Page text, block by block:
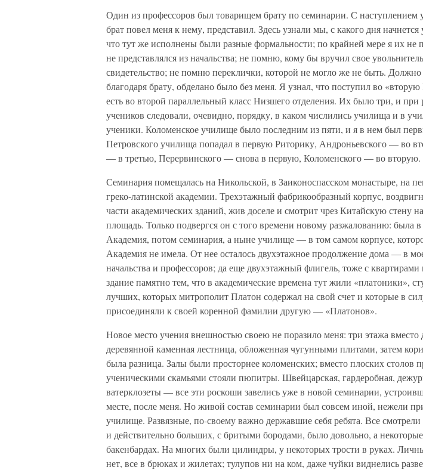
Один из профессоров был товарищем брату по семинарии. С наступлением
брат повел меня к нему, представил. Здесь узнали мы, с какого дня
что тут же исполнены были разные формальности; по крайней мере я их
не представлялся из начальства; не помню, кому бы вручил свое
свидетельство; не помню переклички, которой не могло же не быть. Должно
благодаря брату, обделано было без меня. Я узнал, что поступил во
есть во второй параллельный класс Низшего отделения. Их было три, и при
учеников следовали, очевидно, порядку, в каком числились училища и в
ученики. Коломенское училище было последним из пяти, и я в нем был
Петровского училища попадал в первую Риторику, Андроньевского — во
— в третью, Перервинского — снова в первую, Коломенского — во вторую.
Семинария помещалась на Никольской, в Заиконоспасском монастыре, на
греко-латинской академии. Трехэтажный фабрикообразный корпус,
части академических зданий, жив доселе и смотрит чрез Китайскую стену
площадь. Только подвергся он с того времени новому разжалованию: была в
Академия, потом семинария, а ныне училище — в том самом корпусе,
Академия не имела. От нее осталось двухэтажное продолжение дома — в
начальства и профессоров; да еще двухэтажный флигель, тоже с квартирами
здание памятно тем, что в академические времена тут жили «платоники»,
лучших, которых митрополит Платон содержал на свой счет и которые в
присоединяли к своей коренной фамилии другую — «Платонов».
Новое место учения внешностью своею не поразило меня: три этажа вместо
деревянной каменная лестница, обложенная чугунными плитами, затем
была разница. Залы были просторнее коломенских; вместо плоских столов
ученическими скамьями стояли пюпитры. Швейцарская, гардеробная,
ватерклозеты — все эти роскоши завелись уже в новой семинарии,
месте, после меня. Но живой состав семинарии был совсем иной, нежели
училище. Развязные, по-своему важно державшие себя ребята. Все
и действительно больших, с бритыми бородами, было довольно, а
бакенбардах. На многих были цилиндры, у некоторых трости в руках.
нет, все в брюках и жилетах; тулупов ни на ком, даже чуйки виднелись